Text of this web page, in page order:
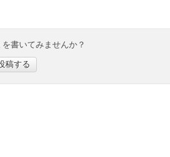
書いてみませんか？
稿する